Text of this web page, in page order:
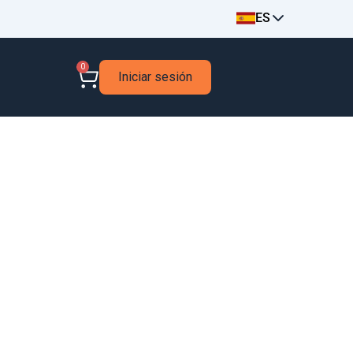
ES
0
Iniciar sesión